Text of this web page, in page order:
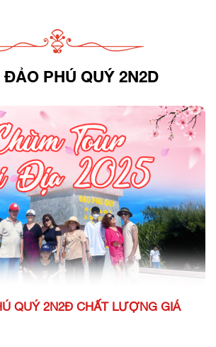
ĐẢO PHÚ QUÝ 2N2D
QUÝ 2N2Đ CHẤT LƯỢNG GIÁ